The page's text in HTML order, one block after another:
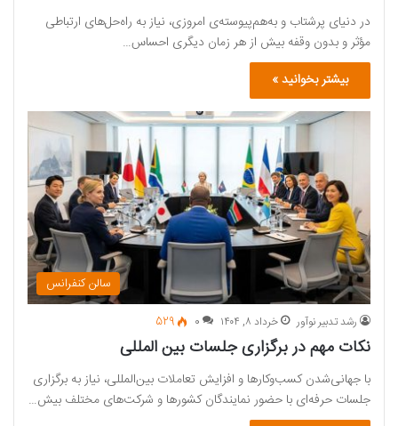
در دنیای پرشتاب و به‌هم‌پیوسته‌ی امروزی، نیاز به راه‌حل‌های ارتباطی
مؤثر و بدون وقفه بیش از هر زمان دیگری احساس…
بیشتر بخوانید »
سالن کنفرانس
رشد تدبیر نوآور خرداد ۸, ۱۴۰۴ 0
529
نکات مهم در برگزاری جلسات بین المللی
با جهانی‌شدن کسب‌وکارها و افزایش تعاملات بین‌المللی، نیاز به برگزاری
جلسات حرفه‌ای با حضور نمایندگان کشورها و شرکت‌های مختلف بیش…